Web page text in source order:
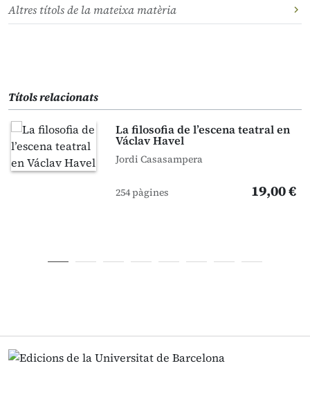
Altres títols de la mateixa matèria
Títols relacionats
La filosofia de l’escena teatral en
Václav Havel
Jordi Casasampera
254 pàgines 19,00 €